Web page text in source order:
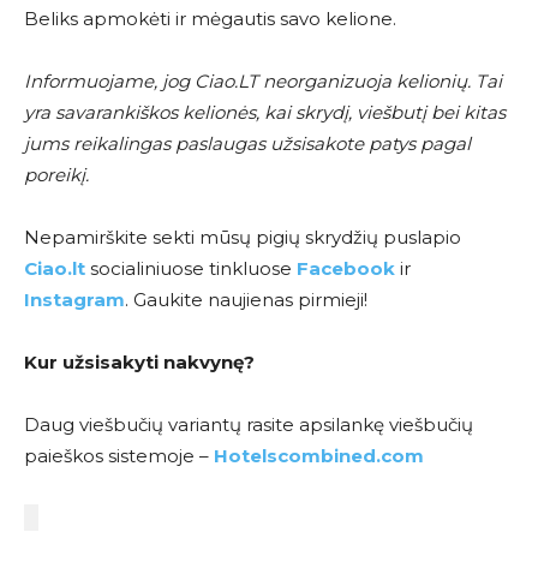
Beliks apmokėti ir mėgautis savo kelione.
Informuojame, jog Ciao.LT neorganizuoja kelionių. Tai
yra savarankiškos kelionės, kai skrydį, viešbutį bei kitas
jums reikalingas paslaugas užsisakote patys pagal
poreikį.
Nepamirškite sekti mūsų pigių skrydžių puslapio
Ciao.lt socialiniuose tinkluose Facebook ir
Instagram. Gaukite naujienas pirmieji!
Kur užsisakyti nakvynę?
Daug viešbučių variantų rasite apsilankę viešbučių
paieškos sistemoje – Hotelscombined.com